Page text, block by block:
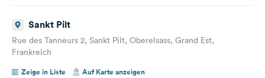
Sankt Pilt
Rue des Tanneurs 2, Sankt Pilt, Oberelsass, Grand Est,
Frankreich
Zeige in Liste
Auf Karte anzeigen